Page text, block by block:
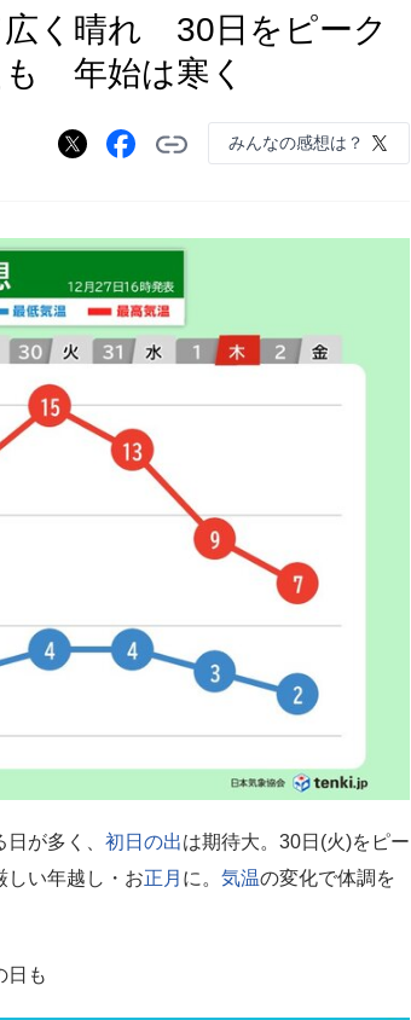
く晴れ 30日をピーク
年始は寒く
みんなの感想は？
が多く、 初日の出は期待大。30日(火)をピー
しい年越し・お正月 に。 気温の変化で体調を
日も